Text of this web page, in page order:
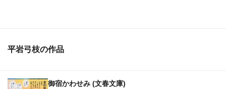
平岩弓枝の作品
御宿かわせみ (文春文庫)